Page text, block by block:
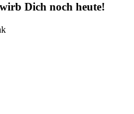
Dich noch heute!